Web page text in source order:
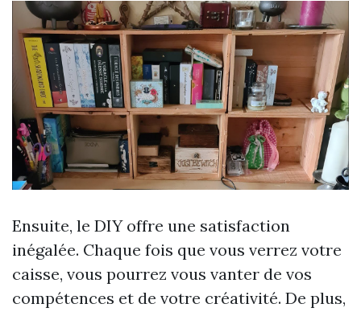
Ensuite, le DIY offre une satisfaction
inégalée. Chaque fois que vous verrez votre
caisse, vous pourrez vous vanter de vos
compétences et de votre créativité. De plus,